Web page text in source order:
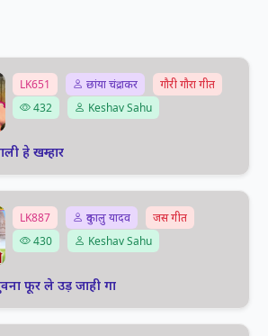
LK651 छांया चंद्राकर
गौरी गौरा गीत
432
Keshav Sahu
हे खम्हार
LK887 दुकालु यादव
जस गीत
430
Keshav Sahu
फूर ले उड़ जाही गा